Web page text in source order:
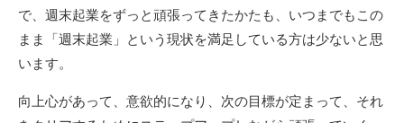
で、週末起業をずっと頑張ってきたかたも、いつまでもこの
まま「週末起業」という現状を満足している方は少ないと思
います。
向上心があって、意欲的になり、次の目標が定まって、それ